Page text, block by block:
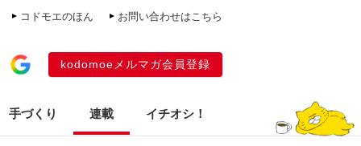
コドモエのほん お問い合わせはこちら
kodomoeメルマガ会員登録
手づくり 連載 イチオシ！